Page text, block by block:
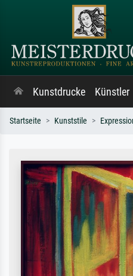
Kunstdrucke Künstler
Startseite Kunststile